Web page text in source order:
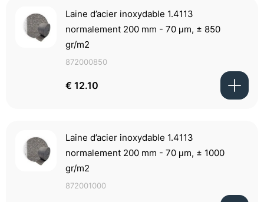
Laine d’acier inoxydable 1.4113
normalement 200 mm - 70 μm, ± 850
gr/m2
872000850
€ 12.10
Laine d’acier inoxydable 1.4113
normalement 200 mm - 70 μm, ± 1000
gr/m2
872001000